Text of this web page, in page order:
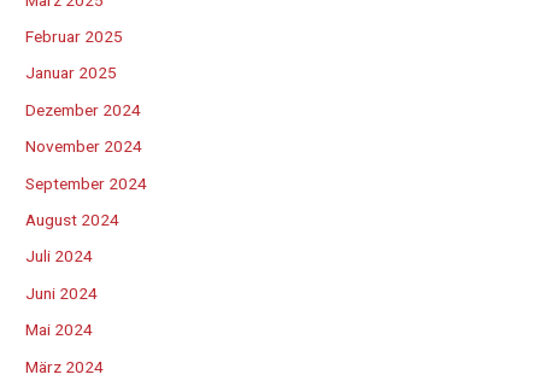
Februar 2025
Januar 2025
Dezember 2024
November 2024
September 2024
August 2024
Juli 2024
Juni 2024
Mai 2024
März 2024